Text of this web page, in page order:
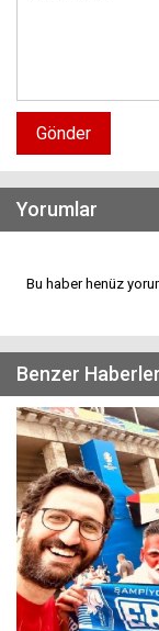
Gönder
Yorumlar
Bu haber henüz
Benzer Haberler